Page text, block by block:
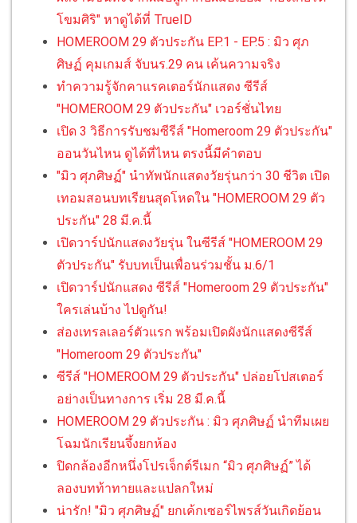
โขมศิริ" หาดูได้ที่ TrueID
HOMEROOM 29 ตัวประกัน EP.1 - EP.5 : มิว ศุภ
ศิษฏ์ คุมเกมส์ จับนร.29 คน เค้นความจริง
ทำความรู้จักคาแรคเตอร์นักแสดง ซีรีส์
"HOMEROOM 29 ตัวประกัน" เวอร์ชั่นไทย
เปิด 3 วิธีการรับชมซีรีส์ "Homeroom 29 ตัวประกัน"
ออนวันไหน ดูได้ที่ไหน ตรงนี้มีคำตอบ
"มิว ศุภศิษฏ์" นำทัพนักแสดงวัยรุ่นกว่า 30 ชีวิต เปิด
เทอมสอนบทเรียนสุดโหดใน "HOMEROOM 29 ตัว
ประกัน" 28 มี.ค.นี้
เปิดวาร์ปนักแสดงวัยรุ่น ในซีรีส์ "HOMEROOM 29
ตัวประกัน" รับบทเป็นเพื่อนร่วมชั้น ม.6/1
เปิดวาร์ปนักแสดง ซีรีส์ "Homeroom 29 ตัวประกัน"
ใครเล่นบ้าง ไปดูกัน!
ส่องเทรลเลอร์ตัวแรก พร้อมเปิดผังนักแสดงซีรีส์
"Homeroom 29 ตัวประกัน"
ซีรีส์ "HOMEROOM 29 ตัวประกัน" ปล่อยโปสเตอร์
อย่างเป็นทางการ เริ่ม 28 มี.ค.นี้
HOMEROOM 29 ตัวประกัน : มิว ศุภศิษฏ์ นำทีมเผย
โฉมนักเรียนจึ้งยกห้อง
ปิดกล้องอีกหนึ่งโปรเจ็กต์รีเมก “มิว ศุภศิษฏ์” ได้
ลองบทท้าทายและแปลกใหม่
น่ารัก! "มิว ศุภศิษฏ์" ยกเค้กเซอร์ไพรส์วันเกิดย้อน